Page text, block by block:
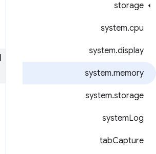
storage
system.cpu
system.display
system.memory
system.storage
systemLog
tabCapture